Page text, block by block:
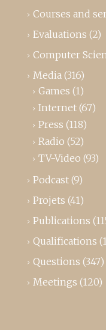
Courses and
Evaluations (2)
Computer
Media (316)
Games (1)
Internet (67)
Press (118)
Radio (52)
TV-Video (93)
Podcast (9)
Projets (41)
Publications
Qualifications
Questions (347)
Meetings (120)